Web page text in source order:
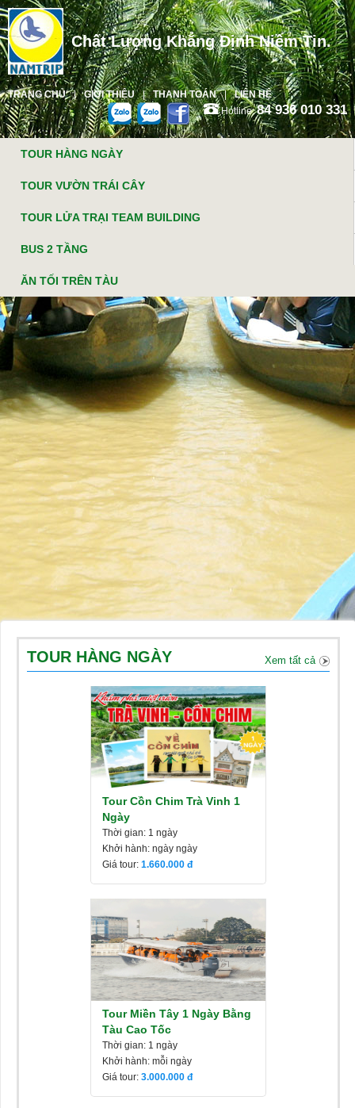
Chất Lượng Khẳng Định Niềm Tin.
TRANG CHỦ GIỚI THIỆU THANH TOÁN
LIÊN HỆ
Hotline:84 936 010 331
TOUR HÀNG NGÀY
TOUR VƯỜN TRÁI CÂY
TOUR LỬA TRẠI TEAM BUILDING
BUS 2 TẦNG
ĂN TỐI TRÊN TÀU
TOUR HÀNG NGÀY Xem tất cả
Tour Cồn Chim Trà Vinh 1
Ngày
Thời gian: 1 ngày
Khởi hành: ngày ngày
Giá tour: 1.660.000
Tour Miền Tây 1 Ngày Bằng
Tàu Cao Tốc
Thời gian: 1 ngày
Khởi hành: mỗi ngày
Giá tour: 3.000.000